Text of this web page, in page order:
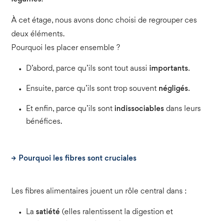
À cet étage, nous avons donc choisi de regrouper ces
deux éléments.
Pourquoi les placer ensemble ?
D’abord, parce qu’ils sont tout aussi importants.
Ensuite, parce qu’ils sont trop souvent négligés.
Et enfin, parce qu’ils sont indissociablesdans leurs
bénéfices.
Pourquoi les fibres sont cruciales
Les fibres alimentaires jouent un rôle central dans :
La satiété (elles ralentissent la digestion et